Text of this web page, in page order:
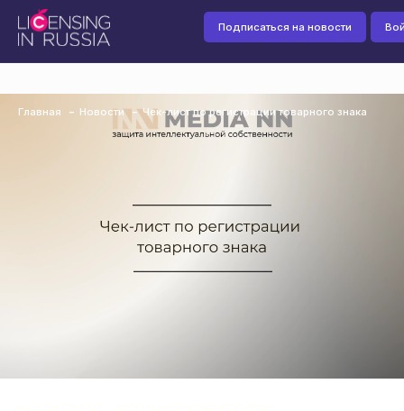
Подписаться на новости
Главная Новости Чек-лист по регистрации товарного знака